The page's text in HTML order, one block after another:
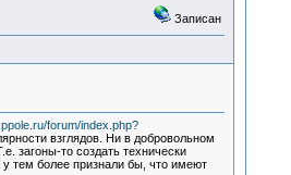
Записан
forum/index.php?
взглядов. Ни в добровольном
загоны-то создать технически
тем более признали бы, что имеют